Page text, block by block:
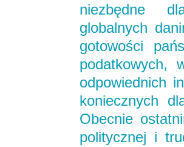
niezbędne
globalnych
gotowości
podatkowych,
odpowiednich
koniecznych
Obecnie
politycznej i